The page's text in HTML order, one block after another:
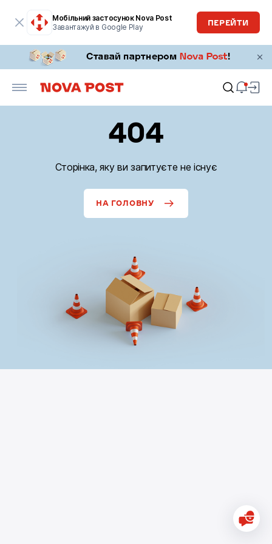
Мобільний застосунок Nova Post
Завантажуй в Google Play
ПЕРЕЙТИ
404
Сторінка, яку ви запитуєте не існує
НА ГОЛОВНУ